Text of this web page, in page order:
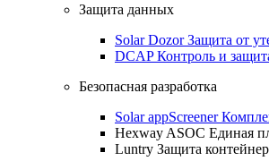
Защита данных
Solar DozorЗащита от
DCAPКонтроль и
Безопасная разработка
Solar appScreener
Hexway ASOC Единая
Luntry Защита